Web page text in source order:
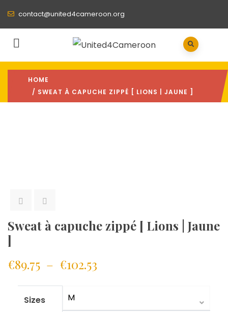
contact@united4cameroon.org
HOME
/ SWEAT À CAPUCHE ZIPPÉ [ LIONS | JAUNE ]
Sweat à capuche zippé [ Lions | Jaune
]
€89.75 – €102.53
Sizes